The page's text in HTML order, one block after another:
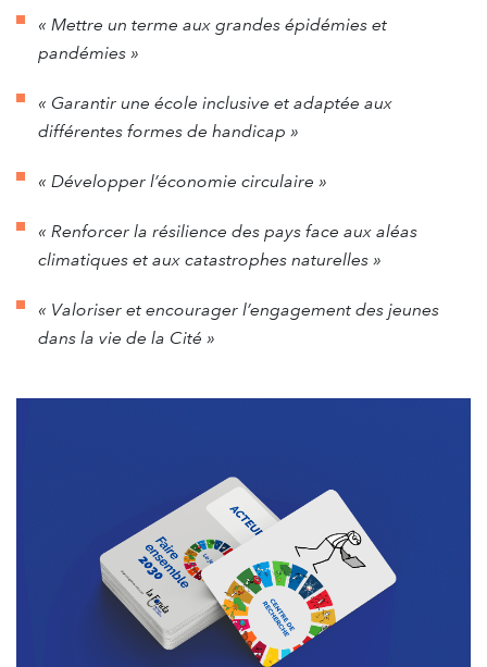
« Mettre un terme aux grandes épidémies et
pandémies »
« Garantir une école inclusive et adaptée aux
différentes formes de handicap »
« Développer l’économie circulaire »
« Renforcer la résilience des pays face aux aléas
climatiques et aux catastrophes naturelles »
« Valoriser et encourager l’engagement des jeunes
dans la vie de la Cité »